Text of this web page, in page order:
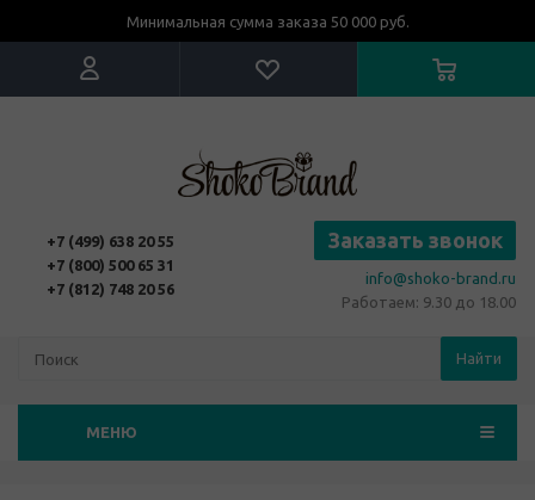
Минимальная сумма заказа 50 000 руб.
+7 (499) 638 20 55
+7 (800) 500 65 31
+7 (812) 748 20 56
Заказать звонок
info@shoko-brand.ru
Работаем: 9.30 до 18.00
Найти
МЕНЮ